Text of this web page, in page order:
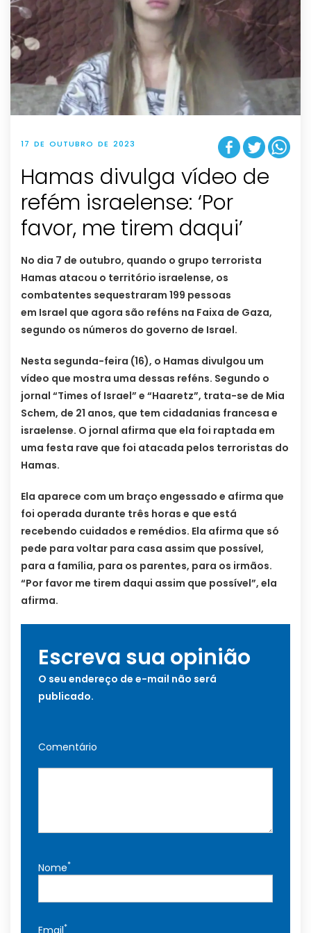
17 DE OUTUBRO DE 2023
Hamas divulga vídeo de
refém israelense: ‘Por
favor, me tirem daqui’
No dia 7 de outubro, quando o grupo terrorista
Hamas atacou o território israelense, os
combatentes sequestraram 199 pessoas
em Israel que agora são reféns na Faixa de Gaza,
segundo os números do governo de Israel.
Nesta segunda-feira (16), o Hamas divulgou um
vídeo que mostra uma dessas reféns. Segundo o
jornal “Times of Israel” e “Haaretz”, trata-se de Mia
Schem, de 21 anos, que tem cidadanias francesa e
israelense. O jornal afirma que ela foi raptada em
uma festa rave que foi atacada pelos terroristas do
Hamas.
Ela aparece com um braço engessado e afirma que
foi operada durante três horas e que está
recebendo cuidados e remédios. Ela afirma que só
pede para voltar para casa assim que possível,
para a família, para os parentes, para os irmãos.
“Por favor me tirem daqui assim que possível”, ela
afirma.
Escreva sua opinião
O seu endereço de e-mail não será
publicado.
Comentário
Nome*
Email*